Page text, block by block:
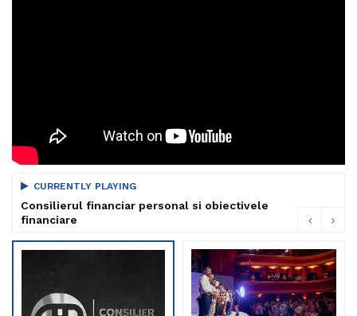
CURRENTLY PLAYING
Consilierul financiar personal si obiectivele
financiare